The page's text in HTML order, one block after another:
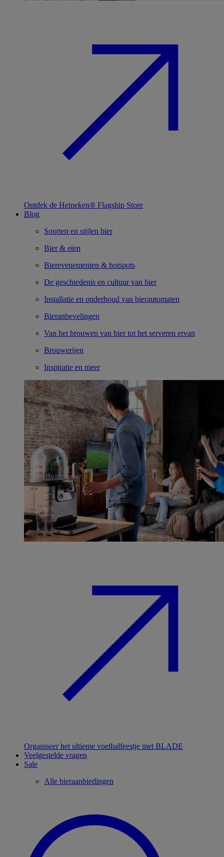
Ontdek de Heineken® Flagship Store
Blog
Soorten en stijlen bier
Bier & eten
Bierevenementen & hotspots
De geschiedenis en cultuur van bier
Installatie en onderhoud van bierautomaten
Bieranbevelingen
Van het brouwen van bier tot het serveren ervan
Brouwerijen
Inspiratie en meer
Organiseer het ultieme voetbalfeestje met BLADE
Veelgestelde vragen
Sale
Alle bieraanbiedingen